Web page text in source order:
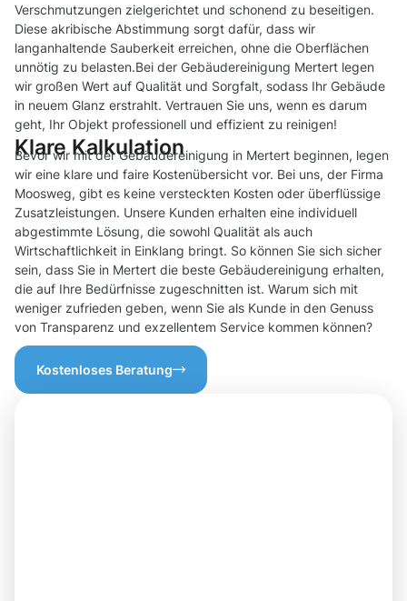
Verschmutzungen zielgerichtet und schonend zu beseitigen.
Diese akribische Abstimmung sorgt dafür, dass wir
langanhaltende Sauberkeit erreichen, ohne die Oberflächen
unnötig zu belasten.Bei der Gebäudereinigung Mertert legen
wir großen Wert auf Qualität und Sorgfalt, sodass Ihr Gebäude
in neuem Glanz erstrahlt. Vertrauen Sie uns, wenn es darum
geht, Ihr Objekt professionell und effizient zu reinigen!
Klare Kalkulation
Bevor wir mit der Gebäudereinigung in Mertert beginnen, legen
wir eine klare und faire Kostenübersicht vor. Bei uns, der Firma
Moosweg, gibt es keine versteckten Kosten oder überflüssige
Zusatzleistungen. Unsere Kunden erhalten eine individuell
abgestimmte Lösung, die sowohl Qualität als auch
Wirtschaftlichkeit in Einklang bringt. So können Sie sich sicher
sein, dass Sie in Mertert die beste Gebäudereinigung erhalten,
die auf Ihre Bedürfnisse zugeschnitten ist. Warum sich mit
weniger zufrieden geben, wenn Sie als Kunde in den Genuss
von Transparenz und exzellentem Service kommen können?
Kostenloses Beratung